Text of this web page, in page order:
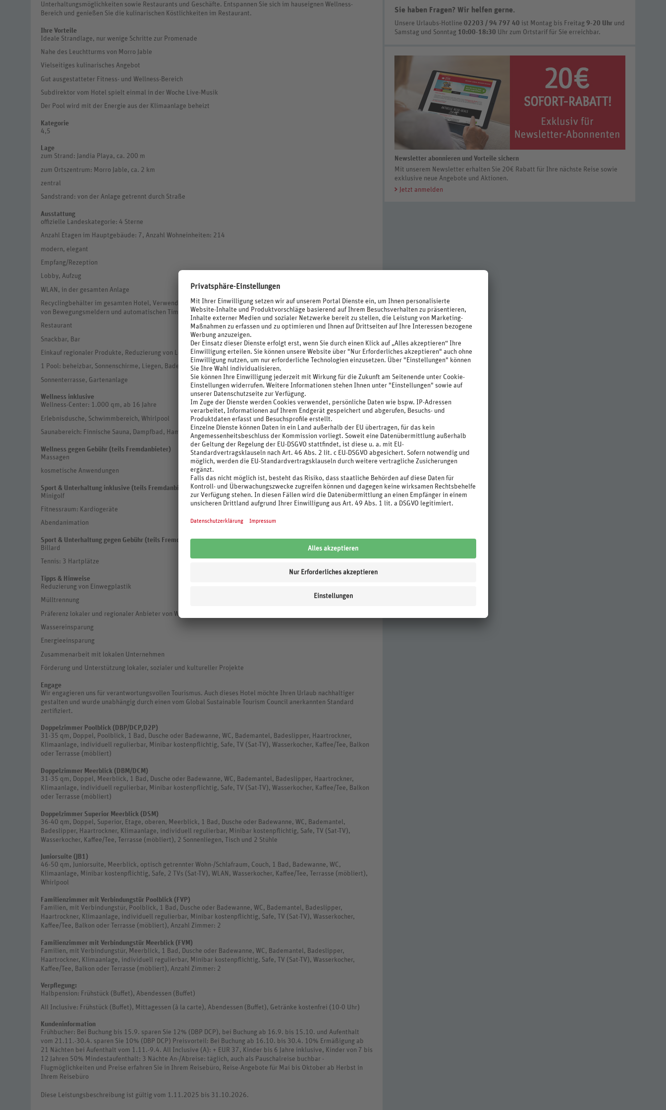
Unterhaltungsmöglichkeiten sowie Restaurants und Geschäfte. Entspannen Sie sich im hauseignen Wellness-
Bereich und genießen Sie die kulinarischen Köstlichkeiten im Restaurant.
Ihre Vorteile
Ideale Strandlage, nur wenige Schritte zur Promenade
Nahe des Leuchtturms von Morro Jable
Vielseitiges kulinarisches Angebot
Gut ausgestatteter Fitness- und Wellness-Bereich
Subdirektor vom Hotel spielt einmal in der Woche Live-Musik
Der Pool wird mit der Energie aus der Klimaanlage beheizt
Kategorie
4,5
Lage
zum Strand: Jandia Playa, ca. 200 m
zum Ortszentrum: Morro Jable, ca. 2 km
zentral
Sandstrand: von der Anlage getrennt durch Straße
Ausstattung
offizielle Landeskategorie: 4 Sterne
Anzahl Etagen im Hauptgebäude: 7, Anzahl Wohneinheiten: 214
modern, elegant
Empfang/Rezeption
Lobby, Aufzug
WLAN, in der gesamten Anlage
Recyclingbehälter im gesamten Hotel, Verwendung regionaler Baustoffe, Energieeffiziente Beleuchtung, Einsatz
von Bewegungsmeldern und automatischen Timern
Restaurant
Snackbar, Bar
Einkauf regionaler Produkte, Reduzierung von Lebensmittelverschwendung
1 Pool: beheizbar, Sonnenschirme, Liegen, Badetuch
Sonnenterrasse, Gartenanlage
Wellness inklusive
Wellness-Center: 1.000 qm, ab 16 Jahre
Erlebnisdusche, Schwimmbereich, Whirlpool
Saunabereich: Finnische Sauna, Dampfbad, Hamam
Wellness gegen Gebühr (teils Fremdanbieter)
Massagen
kosmetische Anwendungen
Sport & Unterhaltung inklusive (teils Fremdanbieter)
Minigolf
Fitnessraum: Kardiogeräte
Abendanimation
Sport & Unterhaltung gegen Gebühr (teils Fremdanbieter)
Billard
Tennis: 3 Hartplätze
Tipps & Hinweise
Reduzierung von Einwegplastik
Mülltrennung
Präferenz lokaler und regionaler Anbieter von Waren und Dienstleistungen zur Reduzierung des Transports
Wassereinsparung
Energieeinsparung
Zusammenarbeit mit lokalen Unternehmen
Förderung und Unterstützung lokaler, sozialer und kultureller Projekte
Engage
Wir engagieren uns für verantwortungsvollen Tourismus. Auch dieses Hotel möchte Ihren Urlaub nachhaltiger
gestalten und wurde unabhängig durch einen vom Global Sustainable Tourism Council anerkannten Standard
zertifiziert.
Doppelzimmer Poolblick (DBP/DCP,D2P)
31-35 qm, Doppel, Poolblick, 1 Bad, Dusche oder Badewanne, WC, Bademantel, Badeslipper, Haartrockner,
Klimaanlage, individuell regulierbar, Minibar kostenpflichtig, Safe, TV (Sat-TV), Wasserkocher, Kaffee/Tee, Balkon
oder Terrasse (möbliert)
Doppelzimmer Meerblick (DBM/DCM)
31-35 qm, Doppel, Meerblick, 1 Bad, Dusche oder Badewanne, WC, Bademantel, Badeslipper, Haartrockner,
Klimaanlage, individuell regulierbar, Minibar kostenpflichtig, Safe, TV (Sat-TV), Wasserkocher, Kaffee/Tee, Balkon
oder Terrasse (möbliert)
Doppelzimmer Superior Meerblick (DSM)
36-40 qm, Doppel, Superior, Etage, oberen, Meerblick, 1 Bad, Dusche oder Badewanne, WC, Bademantel,
Badeslipper, Haartrockner, Klimaanlage, individuell regulierbar, Minibar kostenpflichtig, Safe, TV (Sat-TV),
Wasserkocher, Kaffee/Tee, Terrasse (möbliert), 2 Sonnenliegen, Tisch und 2 Stühle
Juniorsuite (JB1)
46-50 qm, Juniorsuite, Meerblick, optisch getrennter Wohn-/Schlafraum, Couch, 1 Bad, Badewanne, WC,
Klimaanlage, Minibar kostenpflichtig, Safe, 2 TVs (Sat-TV), WLAN, Wasserkocher, Kaffee/Tee, Terrasse (möbliert),
Whirlpool
Familienzimmer mit Verbindungstür Poolblick (FVP)
Familien, mit Verbindungstür, Poolblick, 1 Bad, Dusche oder Badewanne, WC, Bademantel, Badeslipper,
Haartrockner, Klimaanlage, individuell regulierbar, Minibar kostenpflichtig, Safe, TV (Sat-TV), Wasserkocher,
Kaffee/Tee, Balkon oder Terrasse (möbliert), Anzahl Zimmer: 2
Familienzimmer mit Verbindungstür Meerblick (FVM)
Familien, mit Verbindungstür, Meerblick, 1 Bad, Dusche oder Badewanne, WC, Bademantel, Badeslipper,
Haartrockner, Klimaanlage, individuell regulierbar, Minibar kostenpflichtig, Safe, TV (Sat-TV), Wasserkocher,
Kaffee/Tee, Balkon oder Terrasse (möbliert), Anzahl Zimmer: 2
Verpflegung:
Halbpension: Frühstück (Buffet), Abendessen (Buffet)
All Inclusive: Frühstück (Buffet), Mittagessen (à la carte), Abendessen (Buffet), Getränke kostenfrei (10-0 Uhr)
Kundeninformation
Frühbucher: Bei Buchung bis 15.9. sparen Sie 12% (DBP DCP), bei Buchung ab 16.9. bis 15.10. und Aufenthalt
vom 21.11.-30.4. sparen Sie 10% (DBP DCP) Preisvorteil: Bei Buchung ab 16.10. bis 30.4. 10% Ermäßigung ab
21 Nächten bei Aufenthalt vom 1.11.-9.4. All Inclusive (A): + EUR 37, Kinder bis 6 Jahre inklusive, Kinder von 7 bis
12 Jahren 50% Mindestaufenthalt: 3 Nächte An-/Abreise: täglich, auch als Pauschalreise buchbar -
Flugmöglichkeiten und Preise erfahren Sie in Ihrem Reisebüro, Reise-Angebote für Mai bis Oktober ab Herbst in
Ihrem Reisebüro
Diese Leistungsbeschreibung ist gültig vom 1.11.2025 bis 31.10.2026.
Sie haben Fragen? Wir helfen gerne.
Unsere Urlaubs-Hotline 02203 / 94 797 40 ist Montag bis Freitag 9-20 Uhr und
Samstag und Sonntag 10:00-18:30 Uhr zum Ortstarif für Sie erreichbar.
Newsletter abonnieren und Vorteile sichern
Mit unserem Newsletter erhalten Sie 20€ Rabatt für Ihre nächste Reise sowie
exklusive neue Angebote und Aktionen.
Jetzt anmelden